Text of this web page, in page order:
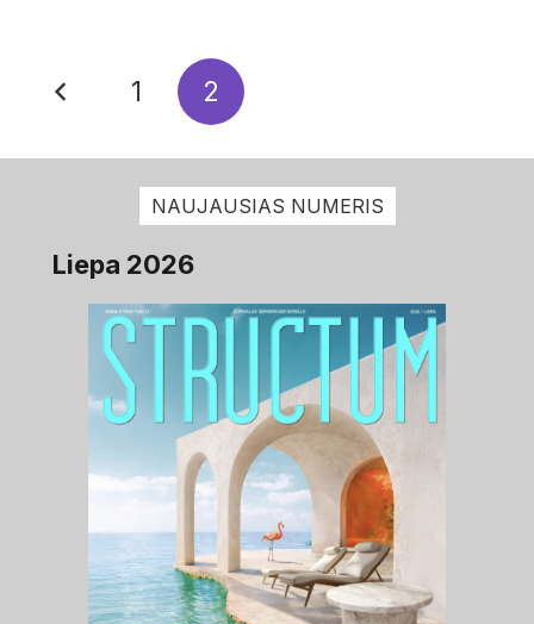
1 2
NAUJAUSIAS NUMERIS
Liepa 2026